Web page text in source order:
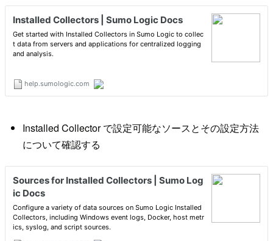
Installed Collector で設定可能なソースとその設定方法
について確認する